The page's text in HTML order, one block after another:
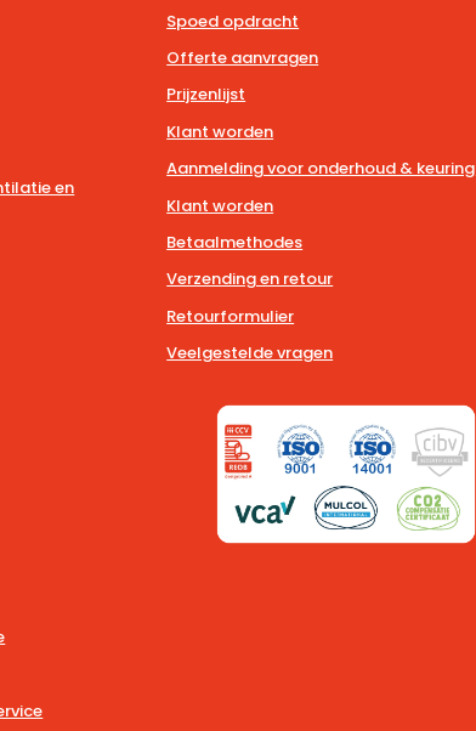
en
Spoed opdracht
Offerte aanvragen
Prijzenlijst
Klant worden
Aanmelding voor onderhoud & keuring
Klant worden
Betaalmethodes
Verzending en retour
Retourformulier
Veelgestelde vragen